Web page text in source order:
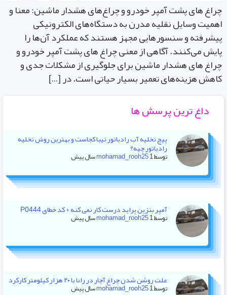
های پشت آمپر خودرو و چراغ‌های هشدار ماشین: معنا و
وسایل نقلیه مدرن به دستگاه‌های الکترونیکی
و سنسورهایی مجهز هستند که عملکرد آن‌ها را
می‌کنند. آگاهی از معنی چراغ های پشت آمپر خودرو و
های هشدار ماشین برای جلوگیری از مشکلات جدی و
هزینه‌های تعمیر بسیار حیاتی است. در […]
داغ ترین پرسش ها
پیچ تخلیه آب رادیاتور تیبا کجاست و بهترین روش تخلیه
رادیاتور چیه؟
توسط mohamad_rooh251 سال پیش
آمپر بنزین پراید درست کار نمی کنه + کد خطای P0444
توسط mohamad_rooh251 سال پیش
علت روشن شدن چراغ آچار در رانا با ۲۰ هزار کیلومتر کارکرد
توسط mohamad_rooh251 سال پیش